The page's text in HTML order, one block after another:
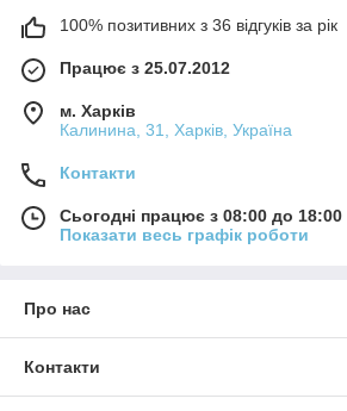
100% позитивних з 36 відгуків за рік
Працює з 25.07.2012
м. Харків
Калинина, 31, Харків, Україна
Контакти
Сьогодні працює з 08:00 до 18:00
Показати весь графік роботи
Про нас
Контакти